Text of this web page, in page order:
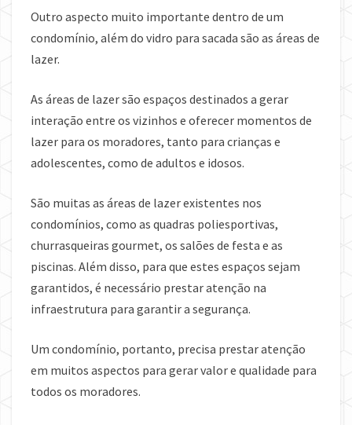
Outro aspecto muito importante dentro de um
condomínio, além do vidro para sacada são as áreas de
lazer.
As áreas de lazer são espaços destinados a gerar
interação entre os vizinhos e oferecer momentos de
lazer para os moradores, tanto para crianças e
adolescentes, como de adultos e idosos.
São muitas as áreas de lazer existentes nos
condomínios, como as quadras poliesportivas,
churrasqueiras gourmet, os salões de festa e as
piscinas. Além disso, para que estes espaços sejam
garantidos, é necessário prestar atenção na
infraestrutura para garantir a segurança.
Um condomínio, portanto, precisa prestar atenção
em muitos aspectos para gerar valor e qualidade para
todos os moradores.